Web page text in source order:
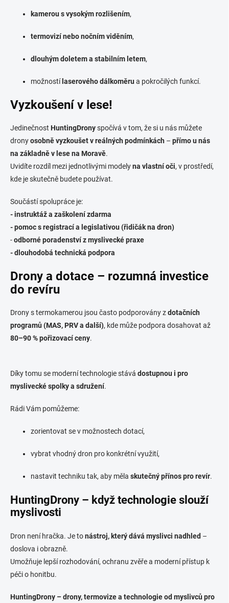
kamerou s vysokým rozlišením,
termovizí nebo nočním viděním,
dlouhým doletem a stabilním letem,
možností laserového dálkoměrua pokročilých funkcí.
Vyzkoušení v lese!
Jedinečnost HuntingDronyspočívá v tom, že si u nás můžete
dronyosobně vyzkoušet v reálných podmínkách – přímo u nás
na základně v lese na Moravě.
Uvidíte rozdíl mezi jednotlivými modelyna vlastní oči, v prostředí,
kde je skutečně budete používat.
Součástí spolupráce je:
- instruktáž a zaškolení zdarma
- pomoc s registrací a legislativou (řidičák na dron)
-odborné poradenství z myslivecké praxe
- dlouhodobá technická podpora
Drony a dotace – rozumná investice
do revíru
Drony s termokamerou jsou často podporovány zdotačních
programů (MAS, PRV a další), kde může podpora dosahovat až
80–90 % pořizovací ceny.
Díky tomu se moderní technologie stává dostupnou i pro
myslivecké spolky a sdružení.
Rádi Vám pomůžeme:
zorientovat se v možnostech dotací,
vybrat vhodný dron pro konkrétní využití,
nastavit techniku tak, aby měla skutečný přínos pro revír.
HuntingDrony – když technologie slouží
myslivosti
Dron není hračka. Je tonástroj, který dává myslivci nadhled –
doslova i obrazně.
Umožňuje lepší rozhodování, ochranu zvěře a moderní přístup k
péči o honitbu.
HuntingDrony – drony, termovize a technologie od myslivců pro